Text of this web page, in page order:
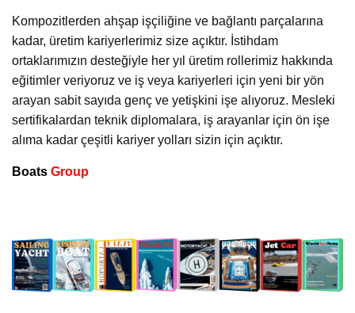
Kompozitlerden ahşap işçiliğine ve bağlantı parçalarına
kadar, üretim kariyerlerimiz size açıktır. İstihdam
ortaklarımızın desteğiyle her yıl üretim rollerimiz hakkında
eğitimler veriyoruz ve iş veya kariyerleri için yeni bir yön
arayan sabit sayıda genç ve yetişkini işe alıyoruz. Mesleki
sertifikalardan teknik diplomalara, iş arayanlar için ön işe
alıma kadar çeşitli kariyer yolları sizin için açıktır.
Boats Group